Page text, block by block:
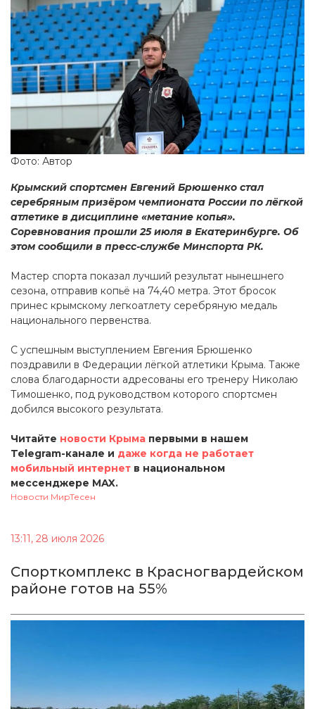
Фото: Автор
Крымский спортсмен Евгений Брюшенко стал
серебряным призёром чемпионата России по лёгкой
атлетике в дисциплине «метание копья».
Соревнования прошли 25 июля в Екатеринбурге. Об
этом сообщили в пресс-службе Минспорта РК.
Мастер спорта показал лучший результат нынешнего
сезона, отправив копьё на 74,40 метра. Этот бросок
принес крымскому легкоатлету серебряную медаль
национального первенства.
С успешным выступлением Евгения Брюшенко
поздравили в Федерации лёгкой атлетики Крыма. Также
слова благодарности адресованы его тренеру Николаю
Тимошенко, под руководством которого спортсмен
добился высокого результата.
Читайте новости Крыма первыми в нашем
Telegram-канале и даже когда не работает
мобильный интернет в национальном
мессенджере MAX.
Новости МирТесен
13:11, 28 июля 2026
Спорткомплекс в Красногвардейском
районе готов на 55%